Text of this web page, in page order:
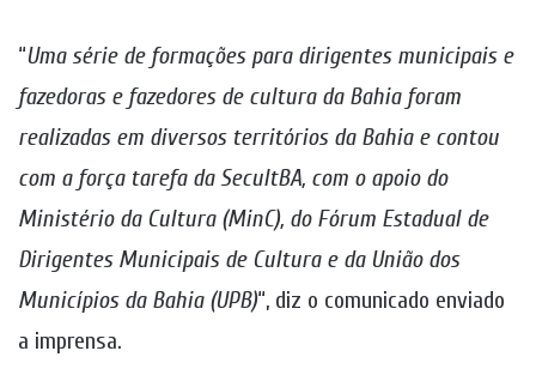
“Uma série de formações para dirigentes municipais e
fazedoras e fazedores de cultura da Bahia foram
realizadas em diversos territórios da Bahia e contou
com a força tarefa da SecultBA, com o apoio do
Ministério da Cultura (MinC), do Fórum Estadual de
Dirigentes Municipais de Cultura e da União dos
Municípios da Bahia (UPB)“, diz o comunicado enviado
a imprensa.